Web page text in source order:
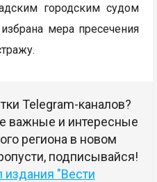
городским судом
мера пресечения
Telegram-каналов?
важные и интересные
региона в новом
подписывайся!
издания "Вести